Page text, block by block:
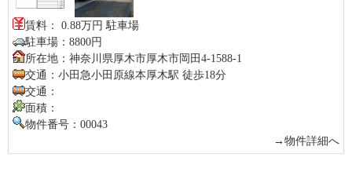
賃料： 0.88万円 駐車場
駐車場：8800円
所在地：神奈川県厚木市厚木市岡田4-1588-1
交通：小田急小田原線本厚木駅 徒歩18分
交通：
面積：
物件番号：00043
→物件詳細へ